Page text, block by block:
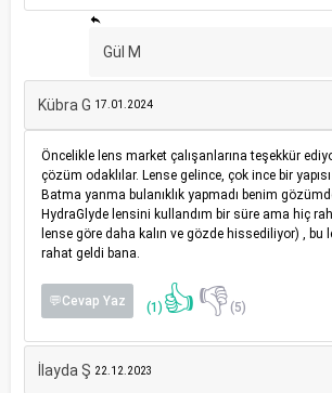
Gül M
Kübra G 17.01.2024
Öncelikle lens market çalışanlarına teşekkür
çözüm odaklılar. Lense gelince, çok ince bir
Batma yanma bulanıklık yapmadı benim
HydraGlyde lensini kullandım bir süre ama hiç
lense göre daha kalın ve gözde hissediliyor) , bu
rahat geldi bana.
💬Cevap Yaz (1) 👍👎(5)
İlayda Ş 22.12.2023